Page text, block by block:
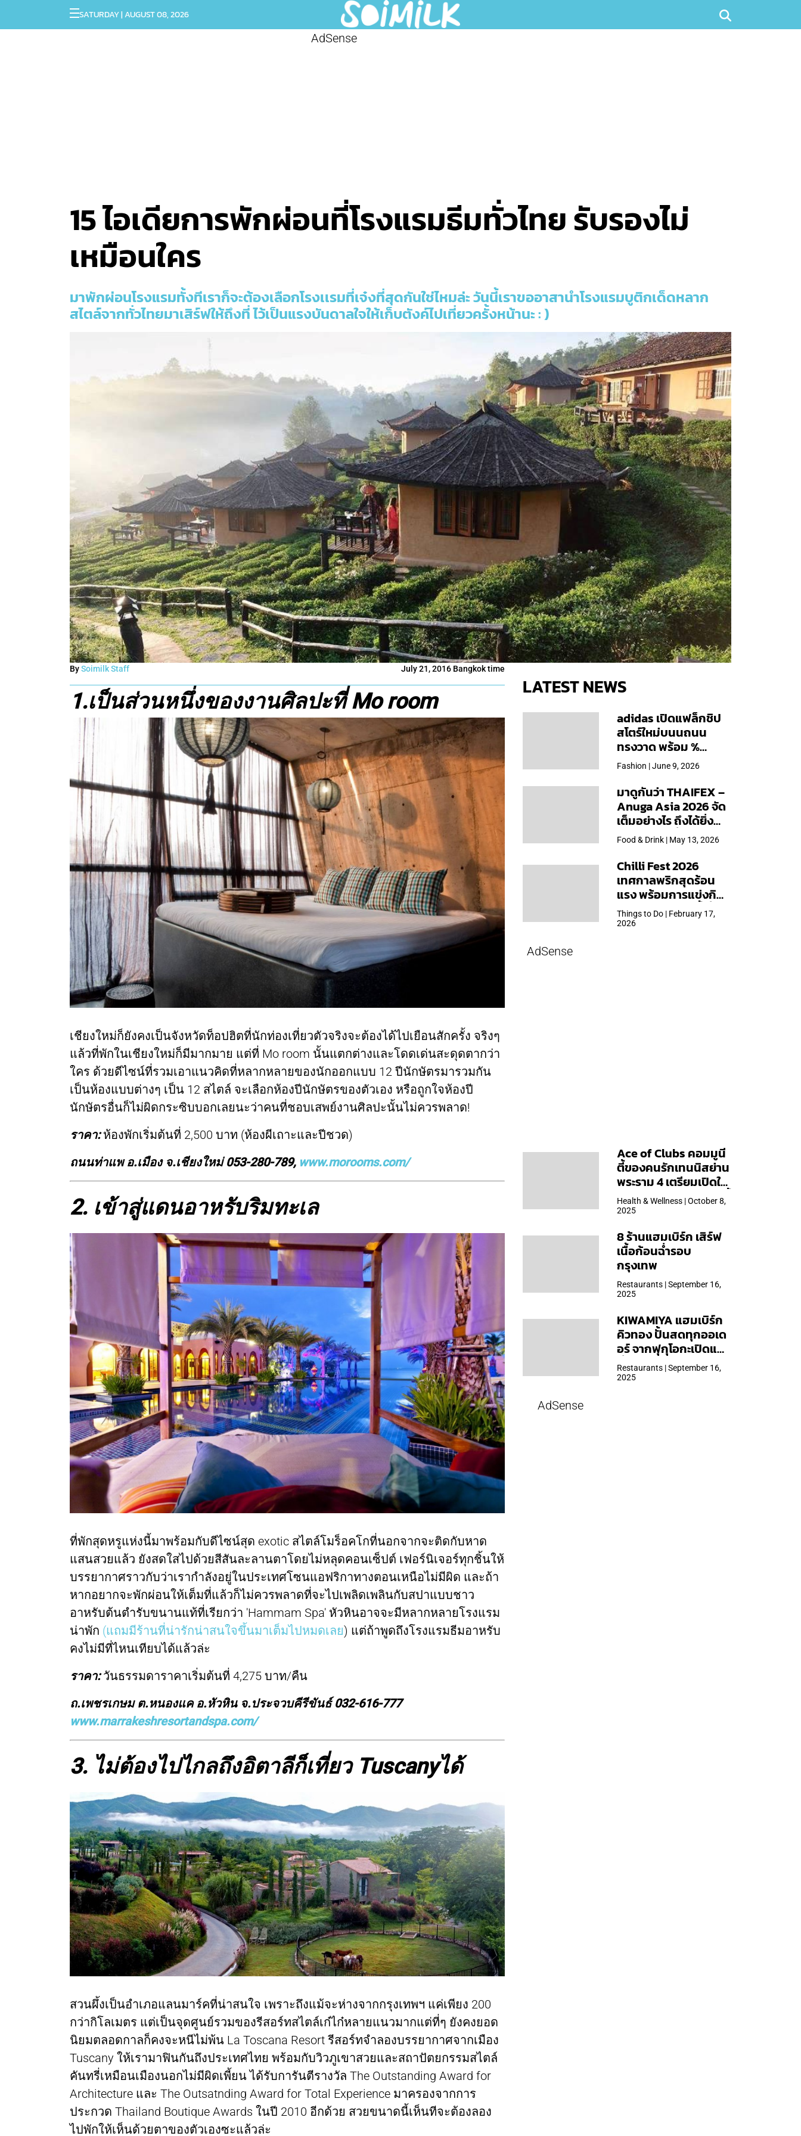
SATURDAY | AUGUST 08, 2026
AdSense
15 ไอเดียการพักผ่อนที่โรงแรมธีมทั่วไทย รับรองไม่
เหมือนใคร
มาพักผ่อนโรงแรมทั้งทีเราก็จะต้องเลือกโรงเเรมที่เจ๋งที่สุดกันใช่ไหมล่ะ วันนี้เราขออาสานำโรงแรมบูติกเด็ดหลาก
สไตล์จากทั่วไทยมาเสิร์ฟให้ถึงที่ ไว้เป็นแรงบันดาลใจให้เก็บตังค์ไปเที่ยวครั้งหน้านะ : )
BySoimilk Staff July 21, 2016 Bangkok time
1.เป็นส่วนหนึ่งของงานศิลปะที่ Mo room
เชียงใหม่ก็ยังคงเป็นจังหวัดท็อปฮิตที่นักท่องเที่ยวตัวจริงจะต้องได้ไปเยือนสักครั้ง จริงๆ
แล้วที่พักในเชียงใหม่ก็มีมากมาย แต่ที่ Mo room นั้นแตกต่างและโดดเด่นสะดุดตากว่า
ใคร ด้วยดีไซน์ที่รวมเอาแนวคิดที่หลากหลายของนักออกแบบ 12 ปีนักษัตรมารวมกัน
เป็นห้องแบบต่างๆ เป็น 12 สไตล์ จะเลือกห้องปีนักษัตรของตัวเอง หรือถูกใจห้องปี
นักษัตรอื่นก็ไม่ผิดกระซิบบอกเลยนะว่าคนที่ชอบเสพย์งานศิลปะนั้นไม่ควรพลาด!
ราคา:ห้องพักเริ่มต้นที่ 2,500 บาท (ห้องผีเถาะและปีชวด)
ถนนท่าแพ อ.เมือง จ.เชียงใหม่ 053-280-789, www.morooms.com/
2. เข้าสู่แดนอาหรับริมทะเล
ที่พักสุดหรูแห่งนี้มาพร้อมกับดีไซน์สุด exotic สไตล์โมร็อคโกที่นอกจากจะติดกับหาด
แสนสวยแล้ว ยังสดใสไปด้วยสีสันละลานตาโดยไม่หลุดคอนเซ็ปต์ เฟอร์นิเจอร์ทุกชิ้นให้
บรรยากาศราวกับว่าเรากำลังอยู่ในประเทศโซนแอฟริกาทางตอนเหนือไม่มีผิด และถ้า
หากอยากจะพักผ่อนให้เต็มที่แล้วก็ไม่ควรพลาดที่จะไปเพลิดเพลินกับสปาแบบชาว
อาหรับต้นตำรับขนานแท้ที่เรียกว่า 'Hammam Spa' หัวหินอาจจะมีหลากหลายโรงแรม
น่าพัก (แถมมีร้านที่น่ารักน่าสนใจขึ้นมาเต็มไปหมดเลย) แต่ถ้าพูดถึงโรงแรมธีมอาหรับ
คงไม่มีที่ไหนเทียบได้แล้วล่ะ
ราคา:วันธรรมดาราคาเริ่มต้นที่ 4,275 บาท/คืน
ถ.เพชรเกษม ต.หนองแค อ.หัวหิน จ.ประจวบคีรีขันธ์ 032-616-777
www.marrakeshresortandspa.com/
3. ไม่ต้องไปไกลถึงอิตาลีก็เที่ยว Tuscanyได้
สวนผึ้งเป็นอำเภอแลนมาร์คที่น่าสนใจ เพราะถึงแม้จะห่างจากกรุงเทพฯ แค่เพียง 200
กว่ากิโลเมตร แต่เป็นจุดศูนย์รวมของรีสอร์ทสไตล์เก๋ไก๋หลายแนวมากแต่ที่ๆ ยังคงยอด
นิยมตลอดกาลก็คงจะหนีไม่พ้น La Toscana Resort รีสอร์ทจำลองบรรยากาศจากเมือง
Tuscany ให้เรามาฟินกันถึงประเทศไทย พร้อมกับวิวภูเขาสวยและสถาปัตยกรรมสไตล์
คันทรี่เหมือนเมืองนอกไม่มีผิดเพี้ยน ได้รับการันตีรางวัล The Outstanding Award for
Architecture และ The Outsatnding Award for Total Experience มาครองจากการ
ประกวด Thailand Boutique Awards ในปี 2010 อีกด้วย สวยขนาดนี้เห็นทีจะต้องลอง
ไปพักให้เห็นด้วยตาของตัวเองซะแล้วล่ะ
LATEST NEWS
adidas เปิดแฟล็กชิป
สโตร์ใหม่บนนถนน
ทรงวาด พร้อม %
Arabica และคอลเลก
ชันพิเศษเฉพาะสาขา
Fashion | June 9, 2026
มาดูกันว่า THAIFEX –
Anuga Asia 2026 จัด
เต็มอย่างไร ถึงได้ยิ่ง
ใหญ่สุดเท่าที่เคยจัดมา
Food & Drink | May 13, 2026
Chilli Fest 2026
เทศกาลพริกสุดร้อน
แรง พร้อมการแข่งกิน
พริก จัด 28 มี.ค.นี้ ที่โรง
แรมคิมป์ตัน มาลัยฯ
Things to Do | February 17,
2026
AdSense
Ace of Clubs คอมมูนี
ตี้ของคนรักเทนนิสย่าน
พระราม 4 เตรียมเปิดให้
บริการวันแรก 19 ต.ค. นี้
Health & Wellness | October 8,
2025
8 ร้านแฮมเบิร์ก เสิร์ฟ
เนื้อก้อนฉ่ำรอบ
กรุงเทพ
Restaurants | September 16,
2025
KIWAMIYA แฮมเบิร์ก
คิวทอง ปั้นสดทุกออเด
อร์ จากฟุกุโอกะเปิดแล้ว
ที่ Central Park
Restaurants | September 16,
2025
AdSense